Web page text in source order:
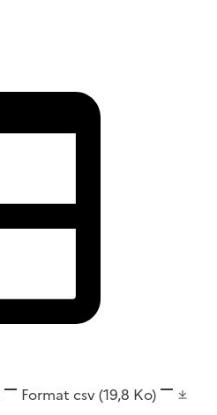
Format csv(19,8 Ko)